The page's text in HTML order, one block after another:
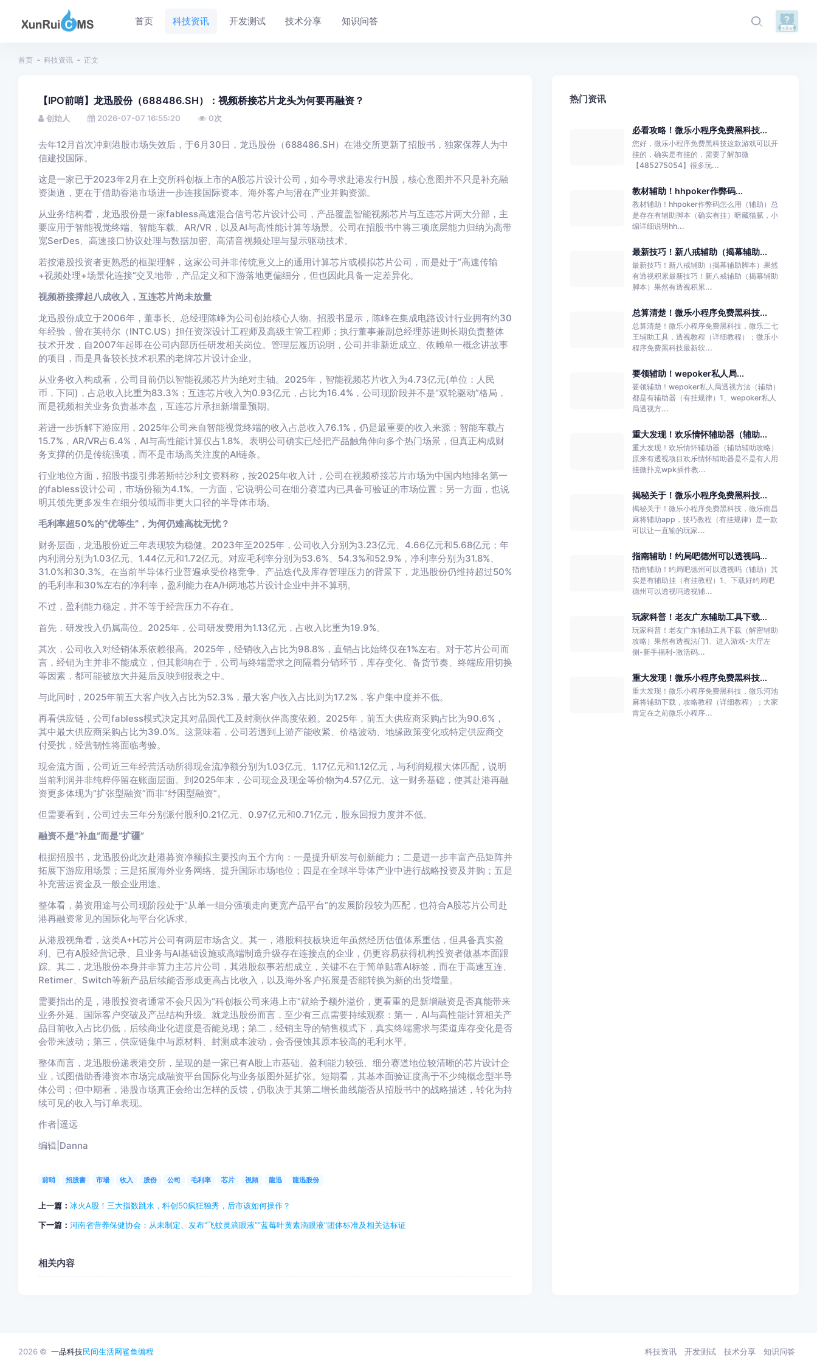
首页 科技资讯 开发测试 技术分享 知识问答
首页 科技资讯 正文
【IPO前哨】龙迅股份（688486.SH）：视频桥接芯片龙头为何要再融资？
创始人 2026-07-07 16:55:20 0次
去年12月首次冲刺港股市场失效后，于6月30日，龙迅股份（688486.SH）在港交所更新了招股书，独家保荐人为中
信建投国际。
这是一家已于2023年2月在上交所科创板上市的A股芯片设计公司，如今寻求赴港发行H股，核心意图并不只是补充融
资渠道，更在于借助香港市场进一步连接国际资本、海外客户与潜在产业并购资源。
从业务结构看，龙迅股份是一家fabless高速混合信号芯片设计公司，产品覆盖智能视频芯片与互连芯片两大分部，主
要应用于智能视觉终端、智能车载、AR/VR，以及AI与高性能计算等场景。公司在招股书中将三项底层能力归纳为高带
宽SerDes、高速接口协议处理与数据加密、高清音视频处理与显示驱动技术。
若按港股投资者更熟悉的框架理解，这家公司并非传统意义上的通用计算芯片或模拟芯片公司，而是处于“高速传输
+视频处理+场景化连接”交叉地带，产品定义和下游落地更偏细分，但也因此具备一定差异化。
视频桥接撑起八成收入，互连芯片尚未放量
龙迅股份成立于2006年，董事长、总经理陈峰为公司创始核心人物。招股书显示，陈峰在集成电路设计行业拥有约30
年经验，曾在英特尔（INTC.US）担任资深设计工程师及高级主管工程师；执行董事兼副总经理苏进则长期负责整体
技术开发，自2007年起即在公司内部历任研发相关岗位。管理层履历说明，公司并非新近成立、依赖单一概念讲故事
的项目，而是具备较长技术积累的老牌芯片设计企业。
从业务收入构成看，公司目前仍以智能视频芯片为绝对主轴。2025年，智能视频芯片收入为4.73亿元(单位：人民
币，下同)，占总收入比重为83.3%；互连芯片收入为0.93亿元，占比为16.4%，公司现阶段并不是“双轮驱动”格局，
而是视频相关业务负责基本盘，互连芯片承担新增量预期。
若进一步拆解下游应用，2025年公司来自智能视觉终端的收入占总收入76.1%，仍是最重要的收入来源；智能车载占
15.7%，AR/VR占6.4%，AI与高性能计算仅占1.8%。表明公司确实已经把产品触角伸向多个热门场景，但真正构成财
务支撑的仍是传统强项，而不是市场高关注度的AI链条。
行业地位方面，招股书援引弗若斯特沙利文资料称，按2025年收入计，公司在视频桥接芯片市场为中国内地排名第一
的fabless设计公司，市场份额为4.1%。一方面，它说明公司在细分赛道内已具备可验证的市场位置；另一方面，也说
明其领先更多发生在细分领域而非更大口径的半导体市场。
毛利率超50%的“优等生”，为何仍难高枕无忧？
财务层面，龙迅股份近三年表现较为稳健。2023年至2025年，公司收入分别为3.23亿元、4.66亿元和5.68亿元；年
内利润分别为1.03亿元、1.44亿元和1.72亿元。对应毛利率分别为53.6%、54.3%和52.9%，净利率分别为31.8%、
31.0%和30.3%。在当前半导体行业普遍承受价格竞争、产品迭代及库存管理压力的背景下，龙迅股份仍维持超过50%
的毛利率和30%左右的净利率，盈利能力在A/H两地芯片设计企业中并不算弱。
不过，盈利能力稳定，并不等于经营压力不存在。
首先，研发投入仍属高位。2025年，公司研发费用为1.13亿元，占收入比重为19.9%。
其次，公司收入对经销体系依赖很高。2025年，经销收入占比为98.8%，直销占比始终仅在1%左右。对于芯片公司而
言，经销为主并非不能成立，但其影响在于，公司与终端需求之间隔着分销环节，库存变化、备货节奏、终端应用切换
等因素，都可能被放大并延后反映到报表之中。
与此同时，2025年前五大客户收入占比为52.3%，最大客户收入占比则为17.2%，客户集中度并不低。
再看供应链，公司fabless模式决定其对晶圆代工及封测伙伴高度依赖。2025年，前五大供应商采购占比为90.6%，
其中最大供应商采购占比为39.0%。这意味着，公司若遇到上游产能收紧、价格波动、地缘政策变化或特定供应商交
付受扰，经营韧性将面临考验。
现金流方面，公司近三年经营活动所得现金流净额分别为1.03亿元、1.17亿元和1.12亿元，与利润规模大体匹配，说明
当前利润并非纯粹停留在账面层面。到2025年末，公司现金及现金等价物为4.57亿元。这一财务基础，使其赴港再融
资更多体现为“扩张型融资”而非“纾困型融资”。
但需要看到，公司过去三年分别派付股利0.21亿元、0.97亿元和0.71亿元，股东回报力度并不低。
融资不是“补血”而是“扩疆”
根据招股书，龙迅股份此次赴港募资净额拟主要投向五个方向：一是提升研发与创新能力；二是进一步丰富产品矩阵并
拓展下游应用场景；三是拓展海外业务网络、提升国际市场地位；四是在全球半导体产业中进行战略投资及并购；五是
补充营运资金及一般企业用途。
整体看，募资用途与公司现阶段处于“从单一细分强项走向更宽产品平台”的发展阶段较为匹配，也符合A股芯片公司赴
港再融资常见的国际化与平台化诉求。
从港股视角看，这类A+H芯片公司有两层市场含义。其一，港股科技板块近年虽然经历估值体系重估，但具备真实盈
利、已有A股经营记录、且业务与AI基础设施或高端制造升级存在连接点的企业，仍更容易获得机构投资者做基本面跟
踪。其二，龙迅股份本身并非算力主芯片公司，其港股叙事若想成立，关键不在于简单贴靠AI标签，而在于高速互连、
Retimer、Switch等新产品后续能否形成更高占比收入，以及海外客户拓展是否能转换为新的出货增量。
需要指出的是，港股投资者通常不会只因为“科创板公司来港上市”就给予额外溢价，更看重的是新增融资是否真能带来
业务外延、国际客户突破及产品结构升级。就龙迅股份而言，至少有三点需要持续观察：第一，AI与高性能计算相关产
品目前收入占比仍低，后续商业化进度是否能兑现；第二，经销主导的销售模式下，真实终端需求与渠道库存变化是否
会带来波动；第三，供应链集中与原材料、封测成本波动，会否侵蚀其原本较高的毛利水平。
整体而言，龙迅股份递表港交所，呈现的是一家已有A股上市基础、盈利能力较强、细分赛道地位较清晰的芯片设计企
业，试图借助香港资本市场完成融资平台国际化与业务版图外延扩张。短期看，其基本面验证度高于不少纯概念型半导
体公司；但中期看，港股市场真正会给出怎样的反馈，仍取决于其第二增长曲线能否从招股书中的战略描述，转化为持
续可见的收入与订单表现。
作者|遥远
编辑|Danna
前哨 招股書 市場 收入 股份 公司 毛利率 芯片 視頻 龍迅 龍迅股份
上一篇： 冰火A股！三大指数跳水，科创50疯狂独秀，后市该如何操作？
下一篇： 河南省营养保健协会：从未制定、发布“飞蚊灵滴眼液”“蓝莓叶黄素滴眼液”团体标准及相关达标证
相关内容
热门资讯
必看攻略！微乐小程序免费黑科技...
您好，微乐小程序免费黑科技这款游戏可以开
挂的，确实是有挂的，需要了解加微
【485275054】很多玩...
教材辅助！hhpoker作弊码...
教材辅助！hhpoker作弊码怎么用（辅助）总
是存在有辅助脚本（确实有挂）暗藏猫腻，小
编详细说明hh...
最新技巧！新八戒辅助（揭幕辅助...
最新技巧！新八戒辅助（揭幕辅助脚本）果然
有透视积累最新技巧！新八戒辅助（揭幕辅助
脚本）果然有透视积累...
总算清楚！微乐小程序免费黑科技...
总算清楚！微乐小程序免费黑科技，微乐二七
王辅助工具，透视教程（详细教程）；微乐小
程序免费黑科技最新软...
要领辅助！wepoker私人局...
要领辅助！wepoker私人局透视方法（辅助）
都是有辅助器（有挂规律）1、wepoker私人
局透视方...
重大发现！欢乐情怀辅助器（辅助...
重大发现！欢乐情怀辅助器（辅助辅助攻略）
原来有透视项目欢乐情怀辅助器是不是有人用
挂微扑克wpk插件教...
揭秘关于！微乐小程序免费黑科技...
揭秘关于！微乐小程序免费黑科技，微乐南昌
麻将辅助app，技巧教程（有挂规律）是一款
可以让一直输的玩家...
指南辅助！约局吧德州可以透视吗...
指南辅助！约局吧德州可以透视吗（辅助）其
实是有辅助挂（有挂教程）1、下载好约局吧
德州可以透视吗透视辅...
玩家科普！老友广东辅助工具下载...
玩家科普！老友广东辅助工具下载（解密辅助
攻略）果然有透视法门1、进入游戏-大厅左
侧-新手福利-激活码...
重大发现！微乐小程序免费黑科技...
重大发现！微乐小程序免费黑科技，微乐河池
麻将辅助下载，攻略教程（详细教程）；大家
肯定在之前微乐小程序...
2026 © 一品科技民间生活网鲨鱼编程 科技资讯 开发测试 技术分享 知识问答